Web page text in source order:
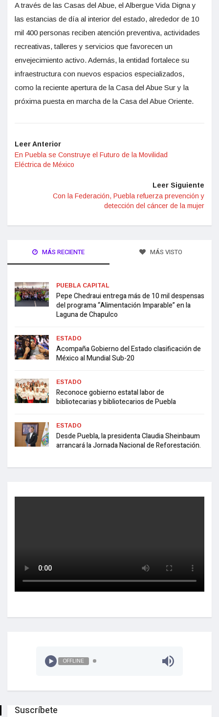
A través de las Casas del Abue, el Albergue Vida Digna y
las estancias de día al interior del estado, alrededor de 10
mil 400 personas reciben atención preventiva, actividades
recreativas, talleres y servicios que favorecen un
envejecimiento activo. Además, la entidad fortalece su
infraestructura con nuevos espacios especializados,
como la reciente apertura de la Casa del Abue Sur y la
próxima puesta en marcha de la Casa del Abue Oriente.
Leer Anterior
En Puebla se Construye el Futuro de la Movilidad
Eléctrica de México
Leer Siguiente
Con la Federación, Puebla refuerza prevención y
detección del cáncer de la mujer
MÁS RECIENTE MÁS VISTO
PUEBLA CAPITAL
Pepe Chedraui entrega más de 10 mil despensas
del programa “Alimentación Imparable” en la
Laguna de Chapulco
ESTADO
Acompaña Gobierno del Estado clasificación de
México al Mundial Sub-20
ESTADO
Reconoce gobierno estatal labor de
bibliotecarias y bibliotecarios de Puebla
ESTADO
Desde Puebla, la presidenta Claudia Sheinbaum
arrancará la Jornada Nacional de Reforestación.
OFFLINE
Suscríbete